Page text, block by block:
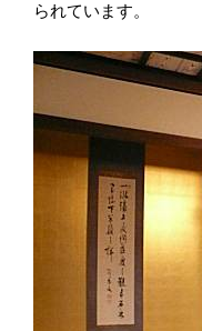
られています。